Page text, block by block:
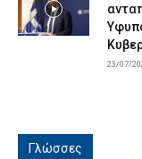
23/07/
Γλώσσες